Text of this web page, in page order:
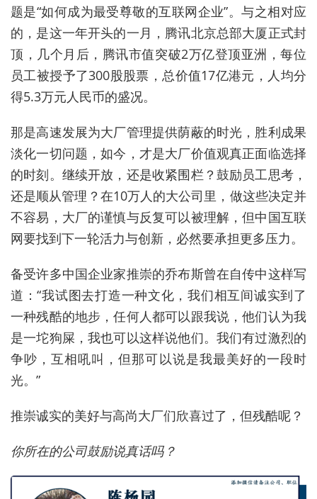
题是“如何成为最受尊敬的互联网企业”。与之相对应
的，是这一年开头的一月，腾讯北京总部大厦正式封
顶，几个月后，腾讯市值突破2万亿登顶亚洲，每位
员工被授予了300股股票，总价值17亿港元，人均分
得5.3万元人民币的盛况。
那是高速发展为大厂管理提供荫蔽的时光，胜利成果
淡化一切问题，如今，才是大厂价值观真正面临选择
的时刻。继续开放，还是收紧围栏？鼓励员工思考，
还是顺从管理？在10万人的大公司里，做这些决定并
不容易，大厂的谨慎与反复可以被理解，但中国互联
网要找到下一轮活力与创新，必然要承担更多压力。
备受许多中国企业家推崇的乔布斯曾在自传中这样写
道：“我试图去打造一种文化，我们相互间诚实到了
一种残酷的地步，任何人都可以跟我说，他们认为我
是一坨狗屎，我也可以这样说他们。我们有过激烈的
争吵，互相吼叫，但那可以说是我最美好的一段时
光。”
推崇诚实的美好与高尚大厂们欣喜过了，但残酷呢？
你所在的公司鼓励说真话吗？